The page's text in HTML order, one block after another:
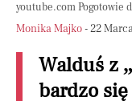
youtube.com Pogotowie
Monika Majko- 22
Walduś z
bardzo